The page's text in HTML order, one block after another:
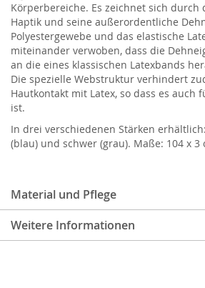
Material und Pflege
Weitere Informationen
Körperbereiche. Es zeichnet sich durch
Haptik und seine außerordentliche
Polyestergewebe und das elastische
miteinander verwoben, dass die
an die eines klassischen Latexbands
Die spezielle Webstruktur verhindert
Hautkontakt mit Latex, so dass es auch
ist.
In drei verschiedenen Stärken
(blau) und schwer (grau). Maße: 104 x 3